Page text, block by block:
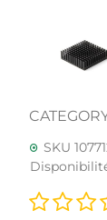
SKU